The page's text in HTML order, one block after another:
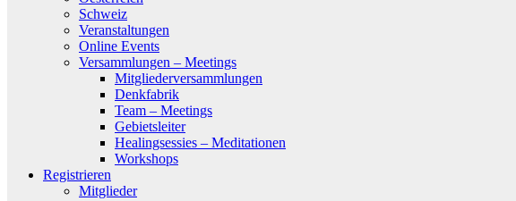
Schweiz
Veranstaltungen
Online Events
Versammlungen – Meetings
Mitgliederversammlungen
Denkfabrik
Team – Meetings
Gebietsleiter
Healingsessies – Meditationen
Workshops
Registrieren
Mitglieder